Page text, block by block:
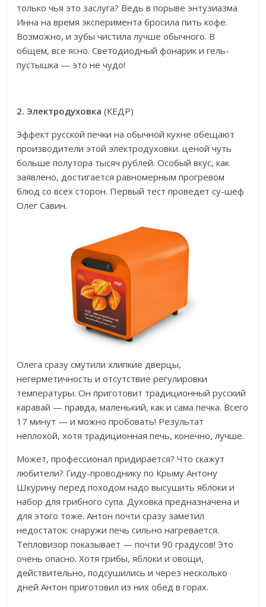
только чья это заслуга? Ведь в порыве энтузиазма
Инна на время эксперимента бросила пить кофе.
Возможно, и зубы чистила лучше обычного. В
общем, все ясно. Светодиодный фонарик и гель-
пустышка — это не чудо!
2. Электродуховка(КЕДР)
Эффект русской печки на обычной кухне обещают
производители этой электродуховки. ценой чуть
больше полутора тысяч рублей. Особый вкус, как
заявлено, достигается равномерным прогревом
блюд со всех сторон. Первый тест проведет су-шеф
Олег Савин.
Олега сразу смутили хлипкие дверцы,
негерметичность и отсутствие регулировки
температуры. Он приготовит традиционный русский
каравай — правда, маленький, как и сама печка. Всего
17 минут — и можно пробовать! Результат
неплохой, хотя традиционная печь, конечно, лучше.
Может, профессионал придирается? Что скажут
любители? Гиду-проводнику по Крыму Антону
Шкурину перед походом надо высушить яблоки и
набор для грибного супа. Духовка предназначена и
для этого тоже. Антон почти сразу заметил
недостаток: снаружи печь сильно нагревается.
Тепловизор показывает — почти 90 градусов! Это
очень опасно. Хотя грибы, яблоки и овощи,
действительно, подсушились и через несколько
дней Антон приготовил из них обед в горах.